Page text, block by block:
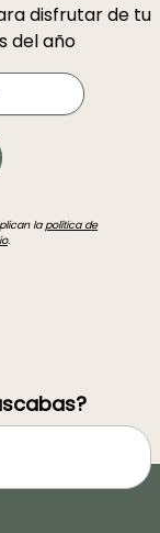
disfrutar de tu
del año
lapolítica de
.